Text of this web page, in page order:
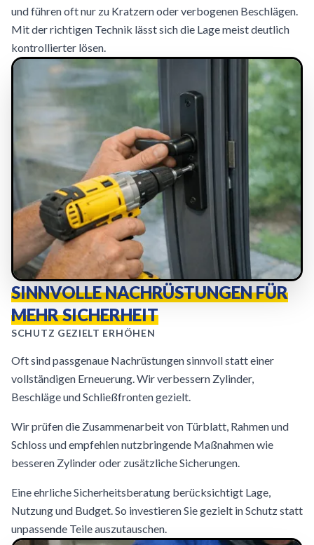
und führen oft nur zu Kratzern oder verbogenen Beschlägen.
Mit der richtigen Technik lässt sich die Lage meist deutlich
kontrollierter lösen.
SINNVOLLE NACHRÜSTUNGEN FÜR
MEHR SICHERHEIT
SCHUTZ GEZIELT ERHÖHEN
Oft sind passgenaue Nachrüstungen sinnvoll statt einer
vollständigen Erneuerung. Wir verbessern Zylinder,
Beschläge und Schließfronten gezielt.
Wir prüfen die Zusammenarbeit von Türblatt, Rahmen und
Schloss und empfehlen nutzbringende Maßnahmen wie
besseren Zylinder oder zusätzliche Sicherungen.
Eine ehrliche Sicherheitsberatung berücksichtigt Lage,
Nutzung und Budget. So investieren Sie gezielt in Schutz statt
unpassende Teile auszutauschen.